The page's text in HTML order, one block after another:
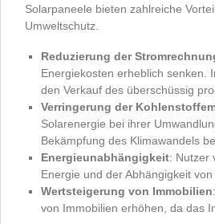
Solarpaneele bieten zahlreiche
Umweltschutz.
Reduzierung der
Energiekosten erheblich senken.
den Verkauf des überschüssig
Verringerung der
Solarenergie bei ihrer
Bekämpfung des Klimawandels
Energieunabhängigkeit: Nutzer
Energie und der Abhängigkeit
Wertsteigerung von Immobilien
von Immobilien erhöhen, da das